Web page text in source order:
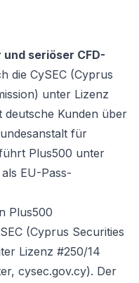
seriöser CFD-
die CySEC (Cyprus
unter Lizenz
deutsche Kunden über
für
Plus500 unter
EU-Pass-
Plus500
(Cyprus Securities
Lizenz #250/14
cysec.gov.cy). Der